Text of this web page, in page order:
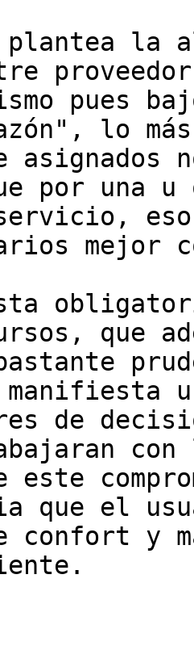
la
pues
lo más
asignados
por una u
mejor
que
manifiesta
de
este
que el
confort y